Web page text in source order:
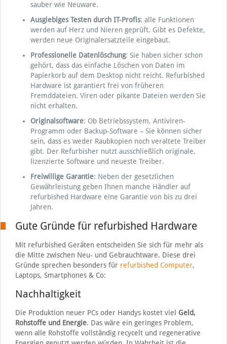
sauber wie Neuware.
Ausgiebiges Testen durch IT-Profis: alle Funktionen
werden auf Herz und Nieren geprüft. Gibt es Defekte,
werden neue Originalersatzteile eingebaut.
Professionelle Datenlöschung: Sie haben sicher schon
gehört, dass das einfache Löschen von Daten im
Papierkorb auf dem Desktop nicht reicht. Refurbished
Hardware ist garantiert frei von früheren
Fremddateien. Viren oder pikante Dateien werden Sie
nicht erhalten.
Originalsoftware: Ob Betriebssystem, Antiviren-
Programm oder Backup-Software – Sie können sicher
sein, dass es weder Raubkopien noch veraltete Treiber
gibt. Der Refurbisher nutzt ausschließlich originale,
lizenzierte Software und neueste Treiber.
Freiwillige Garantie: Neben der gesetzlichen
Gewährleistung geben Ihnen manche Händler auf
refurbished Hardware eine Garantie von bis zu drei
Jahren.
Gute Gründe für refurbished Hardware
Mit refurbished Geräten entscheiden Sie sich für mehr als
die Mitte zwischen Neu- und Gebrauchtware. Diese drei
Gründe sprechen besonders für refurbished Computer,
Laptops, Smartphones & Co:
Nachhaltigkeit
Die Produktion neuer PCs oder Handys kostet viel Geld,
Rohstoffe und Energie. Das wäre ein geringes Problem,
wenn alle Rohstoffe vollständig recycelt und regenerative